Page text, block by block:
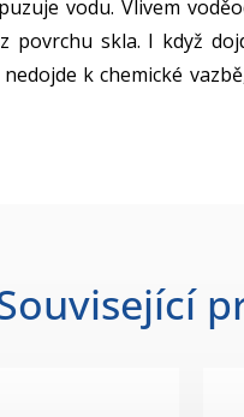
vodu. Vlivem
povrchu skla. I když
k chemické